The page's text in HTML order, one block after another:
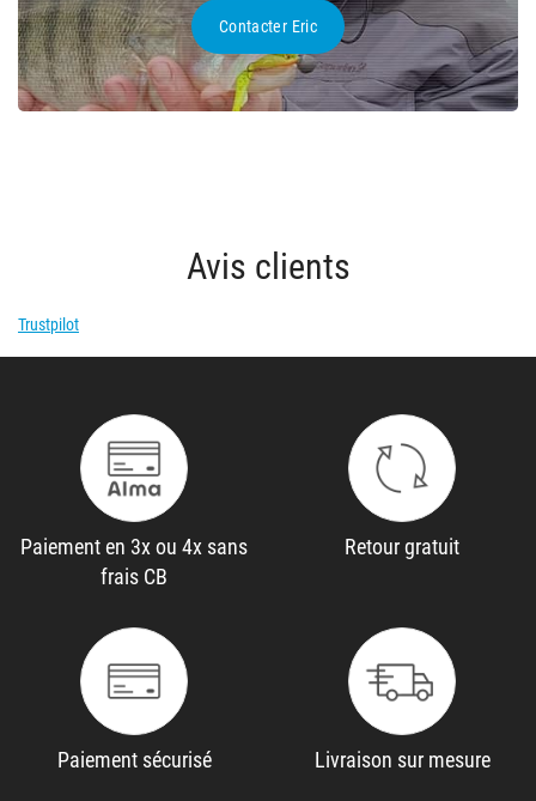
Contacter Eric
Avis clients
Trustpilot
Paiement en 3x ou 4x sans
frais CB
Retour gratuit
Paiement sécurisé Livraison sur mesure